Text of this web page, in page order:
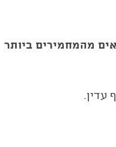
מהמחמירים ביותר
עדין.